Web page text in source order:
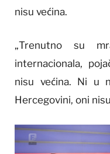
nisu većina.
„Trenutno su
internacionala,
nisu većina. Ni u
Hercegovini, oni